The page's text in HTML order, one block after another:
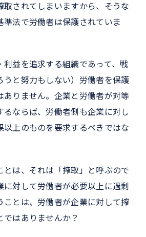
取されてしまいますから、そうな
準法で労働者は保護されていま
利益を追求する組織であって、戦
うと努力もしない）労働者を保護
ありません。企業と労働者が対等
るならば、労働者側も企業に対し
以上のものを要求するべきではな
とは、それは「搾取」と呼ぶので
に対して労働者が必要以上に過剰
ことは、労働者が企業に対して搾
はありませんか？